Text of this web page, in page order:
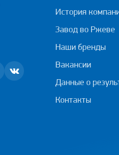
История
Завод во Ржеве
Наши бренды
Вакансии
Данные о
Контакты